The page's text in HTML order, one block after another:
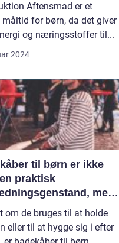
er et
for børn, da det giver
og næringsstoffer til...
2024
til børn er ikke
praktisk
men
del af deres daglige
efter badet
om de bruges til at holde
eller til at hygge sig i efter